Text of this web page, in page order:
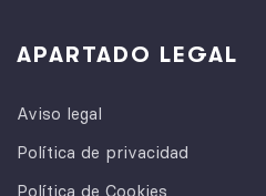
APARTADO LEGAL
Aviso legal
Política de privacidad
Política de Cookies